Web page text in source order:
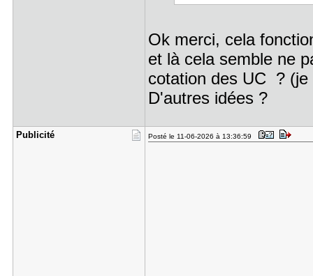
Ok merci, cela
et là cela semble ne
cotation des UC ? (je
D'autres idées ?
Publicité Posté le 11-06-2026 à 13:36:59